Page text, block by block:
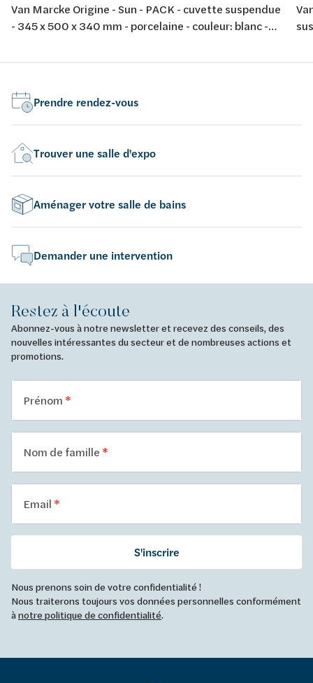
Van Marcke Origine - Sun - PACK - cuvette suspendue
- 345 x 500 x 340 mm - porcelaine - couleur: blanc -
Prendre rendez-vous
Trouver une salle d'expo
Aménager votre salle de bains
Demander une intervention
Restez à l'écoute
Abonnez-vous à notre newsletter et recevez des conseils, des
nouvelles intéressantes du secteur et de nombreuses actions et
promotions.
Prénom
Nom de famille
Email
S'inscrire
Nous prenons soin de votre confidentialité !
Nous traiterons toujours vos données personnelles conformément
ànotre politique de confidentialité.